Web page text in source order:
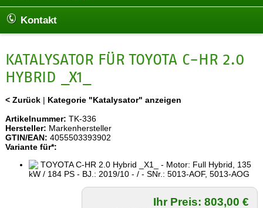
Kontakt
KATALYSATOR FÜR TOYOTA C-HR 2.0
HYBRID _X1_
< Zurück| Kategorie "Katalysator" anzeigen
Artikelnummer: TK-336
Hersteller: Markenhersteller
GTIN/EAN: 4055503393902
Variante für*:
TOYOTA C-HR 2.0 Hybrid _X1_ - Motor: Full Hybrid, 135
kW / 184 PS - BJ.: 2019/10 - / - SNr.: 5013-AOF, 5013-AOG
Ihr Preis: 803,00 €